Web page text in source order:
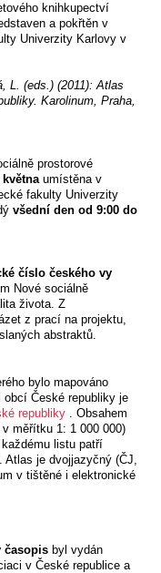
knihkupectví
a pokřtěn v
Univerzity Karlovy v
L. (eds.) (2011): Atlas
Karolinum, Praha,
prostorové
umístěna v
fakulty Univerzity
všední den od 9:00 do
číslo českého vy
Nové sociálně
života. Z
z prací na projektu,
abstraktů.
bylo mapováno
České republiky je
republiky . Obsahem
měřítku 1: 1 000 000)
listu patří
Atlas je dvojjazyčný (ČJ,
v tištěné i elektronické
časopis byl vydán
v České republice a